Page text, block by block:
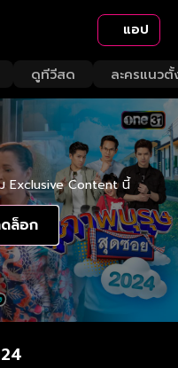
แอป
ดูทีวีสด ละครแนวตั้
Exclusive Content นี้
ล็อก